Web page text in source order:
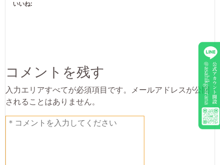
いいね:
コメントを残す
入力エリアすべてが必須項目です。メールアドレスが公開
されることはありません。